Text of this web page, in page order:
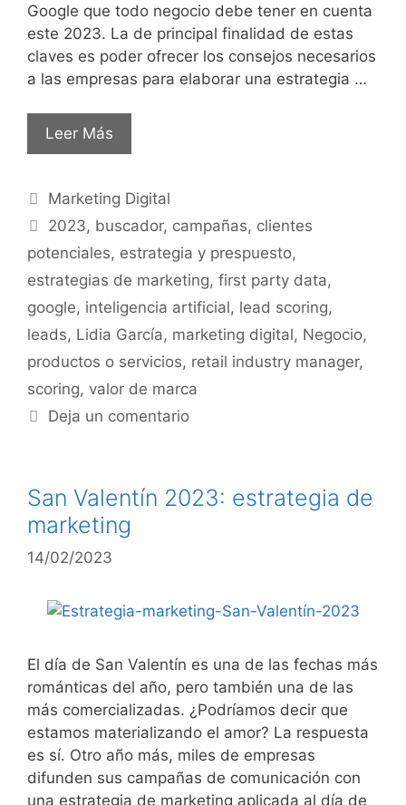
Google que todo negocio debe tener en cuenta
este 2023. La de principal finalidad de estas
claves es poder ofrecer los consejos necesarios
a las empresas para elaborar una estrategia …
Leer Más
Marketing Digital
2023, buscador, campañas, clientes
potenciales, estrategia y prespuesto,
estrategias de marketing, first party data,
google, inteligencia artificial, lead scoring,
leads, Lidia García, marketing digital, Negocio,
productos o servicios, retail industry manager,
scoring, valor de marca
Deja un comentario
San Valentín 2023: estrategia de
marketing
14/02/2023
El día de San Valentín es una de las fechas más
románticas del año, pero también una de las
más comercializadas. ¿Podríamos decir que
estamos materializando el amor? La respuesta
es sí. Otro año más, miles de empresas
difunden sus campañas de comunicación con
una estrategia de marketing aplicada al día de